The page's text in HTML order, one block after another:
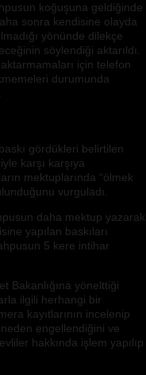
koğuşuna geldiğinde
sonra kendisine olayda
yönünde dilekçe
söylendiği aktarıldı.
için telefon
durumunda
gördükleri belirtilen
karşı karşıya
mektuplarında “ölmek
vurguladı.
daha mektup yazarak
yapılan baskıları
5 kere intihar
Bakanlığına yönelttiği
ilgili herhangi bir
kayıtlarının incelenip
engellendiğini ve
hakkında işlem yapılıp